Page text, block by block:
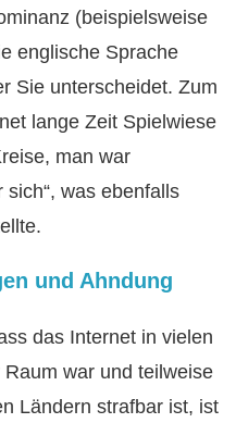
(beispielsweise
englische Sprache
Sie unterscheidet. Zum
lange Zeit Spielwiese
man war
sich“, was ebenfalls
und Ahndung
das Internet in vielen
war und teilweise
Ländern strafbar ist, ist